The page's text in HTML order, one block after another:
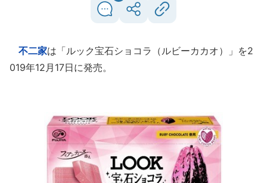
不二家は「ルック宝石ショコラ（ルビーカカオ）」を2
019年12月17日に発売。